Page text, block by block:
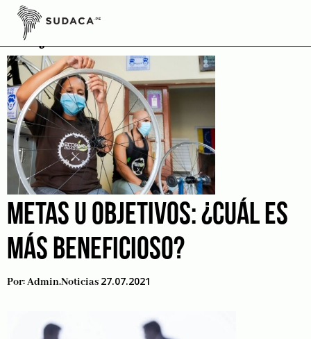
Skip
contentobjetivos
METAS U OBJETIVOS: ¿CUÁL ES
MÁS BENEFICIOSO?
Por:Admin.noticias 27.07.2021